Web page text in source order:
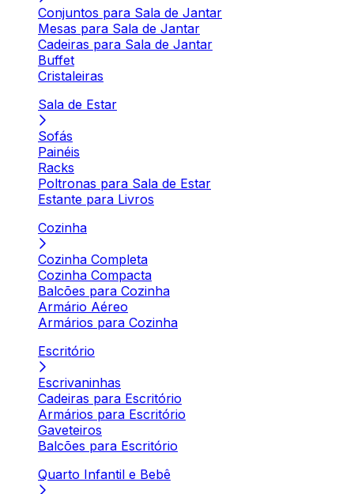
Conjuntos para Sala de Jantar
Mesas para Sala de Jantar
Cadeiras para Sala de Jantar
Buffet
Cristaleiras
Sala de Estar
Sofás
Painéis
Racks
Poltronas para Sala de Estar
Estante para Livros
Cozinha
Cozinha Completa
Cozinha Compacta
Balcões para Cozinha
Armário Aéreo
Armários para Cozinha
Escritório
Escrivaninhas
Cadeiras para Escritório
Armários para Escritório
Gaveteiros
Balcões para Escritório
Quarto Infantil e Bebê